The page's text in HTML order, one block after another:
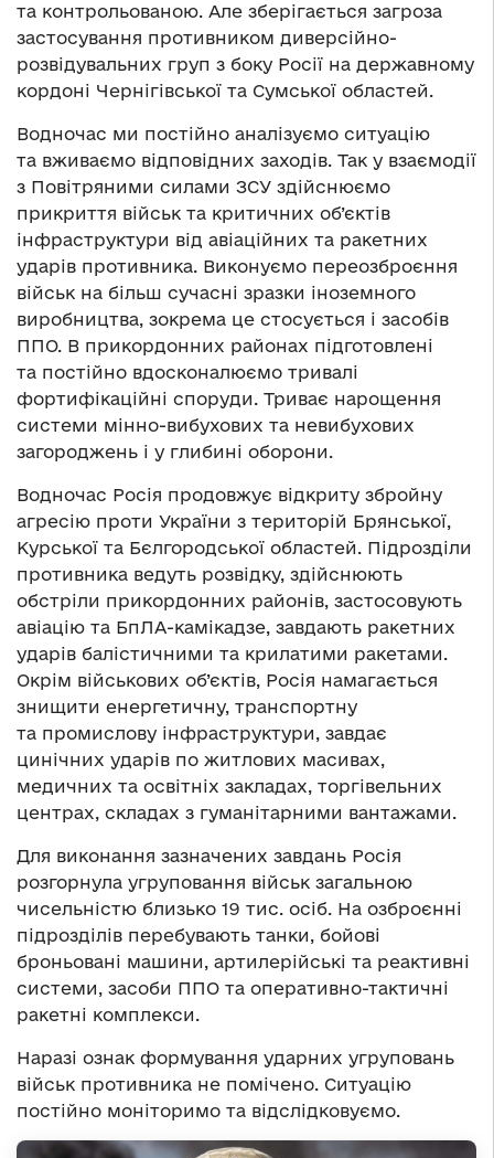
та контрольованою. Але зберігається загроза
застосування противником диверсійно-
розвідувальних груп з боку Росії на державному
кордоні Чернігівської та Сумської областей.
Водночас ми постійно аналізуємо ситуацію
та вживаємо відповідних заходів. Так у взаємодії
з Повітряними силами ЗСУ здійснюємо
прикриття військ та критичних об’єктів
інфраструктури від авіаційних та ракетних
ударів противника. Виконуємо переозброєння
військ на більш сучасні зразки іноземного
виробництва, зокрема це стосується і засобів
ППО. В прикордонних районах підготовлені
та постійно вдосконалюємо тривалі
фортифікаційні споруди. Триває нарощення
системи мінно-вибухових та невибухових
загороджень і у глибині оборони.
Водночас Росія продовжує відкриту збройну
агресію проти України з територій Брянської,
Курської та Бєлгородської областей. Підрозділи
противника ведуть розвідку, здійснюють
обстріли прикордонних районів, застосовують
авіацію та БпЛА-камікадзе, завдають ракетних
ударів балістичними та крилатими ракетами.
Окрім військових об’єктів, Росія намагається
знищити енергетичну, транспортну
та промислову інфраструктури, завдає
цинічних ударів по житлових масивах,
медичних та освітніх закладах, торгівельних
центрах, складах з гуманітарними вантажами.
Для виконання зазначених завдань Росія
розгорнула угруповання військ загальною
чисельністю близько 19 тис. осіб. На озброєнні
підрозділів перебувають танки, бойові
броньовані машини, артилерійські та реактивні
системи, засоби ППО та оперативно-тактичні
ракетні комплекси.
Наразі ознак формування ударних угруповань
військ противника не помічено. Ситуацію
постійно моніторимо та відслідковуємо.